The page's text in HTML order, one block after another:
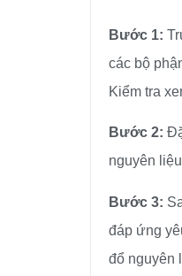
Bước 1:
các bộ
Kiểm tra
Bước 2:
nguyên
Bước 3:
đáp ứng
đổ nguyên